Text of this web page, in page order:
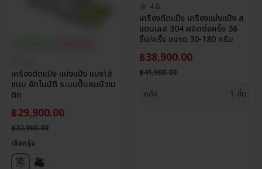
เครื่องตัดแป้ง แบ่งแป้ง แบ่งไส้
ขนม อัตโนมัติ ระบบปั๊มลมนิวเม
ติก
฿29,900.00
฿32,900.00
เลือกรุ่น
4.8
เครื่องตัดแป้ง เครื่องแบ่งแป้ง ส
แตนเลส 304 ผลิตต่อครั้ง 36
ชิ้น/ครั้ง ขนาด 30-180 กรัม
฿38,900.00
฿41,900.00
คลัง 1 ชิ้น